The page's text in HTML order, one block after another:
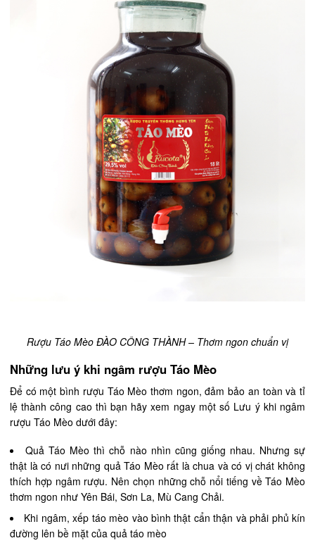
Rượu Táo Mèo ĐÀO CÔNG THÀNH – Thơm ngon chuẩn vị
Những lưu ý khi ngâm rượu Táo Mèo
Để có một bình rượu Táo Mèo thơm ngon, đảm bảo an toàn và tỉ
lệ thành công cao thì bạn hãy xem ngay một số Lưu ý khi ngâm
rượu Táo Mèo dưới đây:
Quả Táo Mèo thì chỗ nào nhìn cũng giống nhau. Nhưng sự
thật là có nưi những quả Táo Mèo rất là chua và có vị chát không
thích hợp ngâm rượu. Nên chọn những chỗ nổi tiếng về Táo Mèo
thơm ngon như Yên Bái, Sơn La, Mù Cang Chải.
Khi ngâm, xếp táo mèo vào bình thật cẩn thận và phải phủ kín
đường lên bề mặt của quả táo mèo